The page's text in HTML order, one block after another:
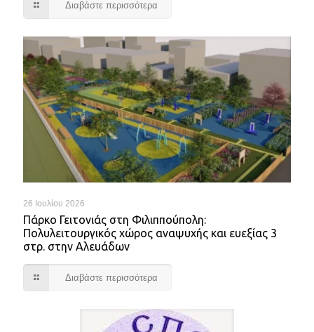
Διαβάστε περισσότερα
26 Ιουλίου 2026
Πάρκο Γειτονιάς στη Φιλιππούπολη:
Πολυλειτουργικός χώρος αναψυχής και ευεξίας 3
στρ. στην Αλευάδων
Διαβάστε περισσότερα